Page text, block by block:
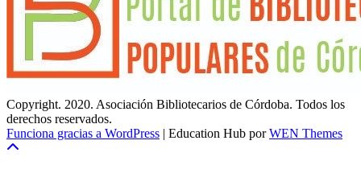
Copyright. 2020. Asociación Bibliotecarios de Córdoba. Todos los
derechos reservados.
Funciona gracias a WordPress
Education Hub porWEN Themes